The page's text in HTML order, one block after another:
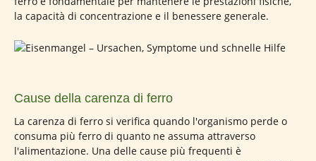
la capacità di concentrazione e il benessere generale.
Cause della carenza di ferro
La carenza di ferro si verifica quando l'organismo perde o
consuma più ferro di quanto ne assuma attraverso
l'alimentazione. Una delle cause più frequenti è